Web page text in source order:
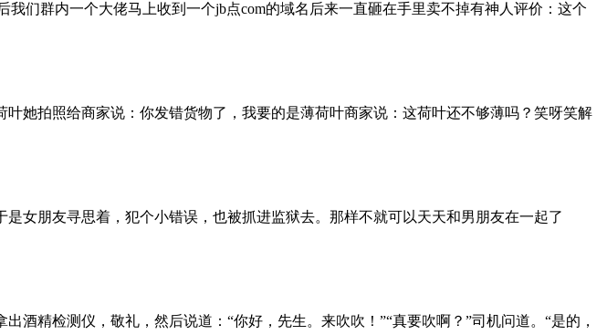
们群内一个大佬马上收到一个jb点com的域名后来一直砸在手里卖不掉有神人评价：这个
她拍照给商家说：你发错货物了，我要的是薄荷叶商家说：这荷叶还不够薄吗？笑呀笑解
女朋友寻思着，犯个小错误，也被抓进监狱去。那样不就可以天天和男朋友在一起了
酒精检测仪，敬礼，然后说道：“你好，先生。来吹吹！”“真要吹啊？”司机问道。“是的，